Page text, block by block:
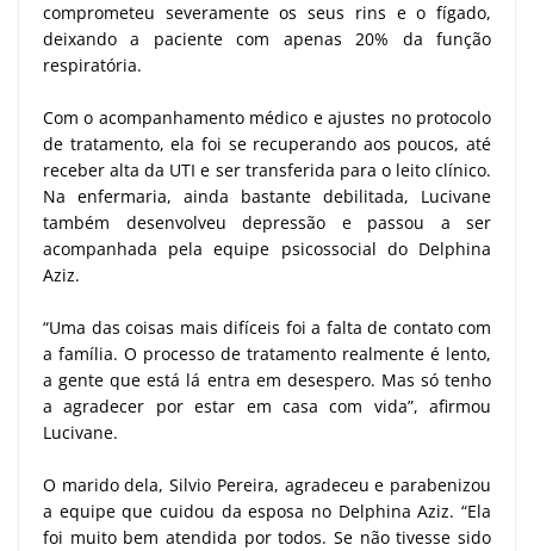
comprometeu severamente os seus rins e o fígado,
deixando a paciente com apenas 20% da função
respiratória.
Com o acompanhamento médico e ajustes no protocolo
de tratamento, ela foi se recuperando aos poucos, até
receber alta da UTI e ser transferida para o leito clínico.
Na enfermaria, ainda bastante debilitada, Lucivane
também desenvolveu depressão e passou a ser
acompanhada pela equipe psicossocial do Delphina
Aziz.
“Uma das coisas mais difíceis foi a falta de contato com
a família. O processo de tratamento realmente é lento,
a gente que está lá entra em desespero. Mas só tenho
a agradecer por estar em casa com vida”, afirmou
Lucivane.
O marido dela, Silvio Pereira, agradeceu e parabenizou
a equipe que cuidou da esposa no Delphina Aziz. “Ela
foi muito bem atendida por todos. Se não tivesse sido